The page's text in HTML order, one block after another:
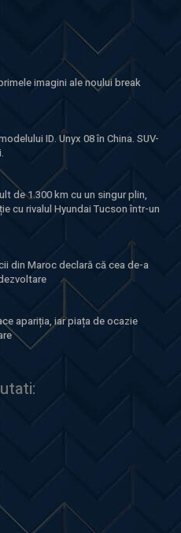
imagini ale noului break
ID. Unyx 08 în China. SUV-
de 1.300 km cu un singur plin,
cu rivalul Hyundai Tucson într-un
din Maroc declară că cea de-a
apariția, iar piața de ocazie